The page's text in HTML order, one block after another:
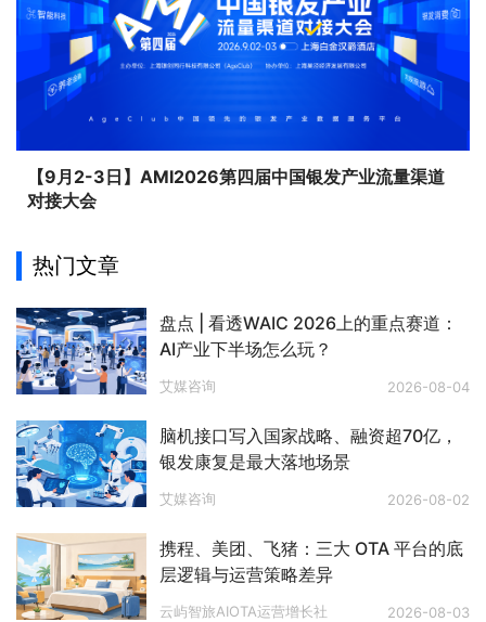
【9月2-3日】AMI2026第四届中国银发产业流量渠道
对接大会
热门文章
盘点 | 看透WAIC 2026上的重点赛道：
AI产业下半场怎么玩？
艾媒咨询 2026-08-04
脑机接口写入国家战略、融资超70亿，
银发康复是最大落地场景
艾媒咨询 2026-08-02
携程、美团、飞猪：三大 OTA 平台的底
层逻辑与运营策略差异
云屿智旅AIOTA运营增长社 2026-08-03